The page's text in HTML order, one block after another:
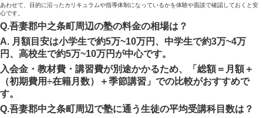
あわせて、目的に沿ったカリキュラムや指導体制になっているかを体験や面談で確認しておくと安
心です。
Q.吾妻郡中之条町周辺の塾の料金の相場は？
A. 月額目安は小学生で約5万~10万円、中学生で約3万~4万
円、高校生で約5万~10万円が中心です。
入会金・教材費・講習費が別途かかるため、「総額＝月額＋
（初期費用÷在籍月数）＋季節講習」での比較がおすすめで
す。
Q.吾妻郡中之条町周辺で塾に通う生徒の平均受講科目数は？